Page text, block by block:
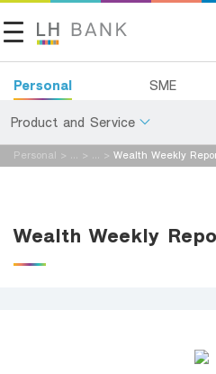
Personal SME
Product and Service
About Us
Contact Us
Personal > > > Wealth Weekly
Wealth Weekly